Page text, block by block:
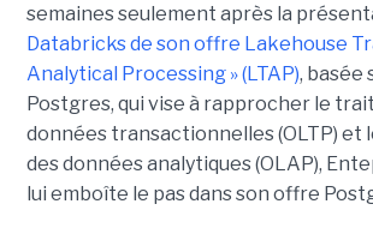
semaines seulement après la
Databricks de son offre Lakehouse
Analytical Processing » (LTAP), basée
Postgres, qui vise à rapprocher le
données transactionnelles (OLTP) et
des données analytiques (OLAP),
lui emboîte le pas dans son offre